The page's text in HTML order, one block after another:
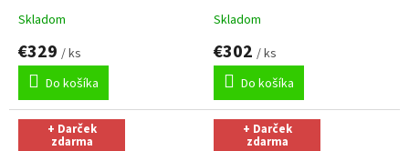
Sinks čistiaca pasta
Skladom
€329 / ks
Do košíka
pasta
Skladom
€302 / ks
Do košíka
+ Darček
zdarma
+ Darček
zdarma